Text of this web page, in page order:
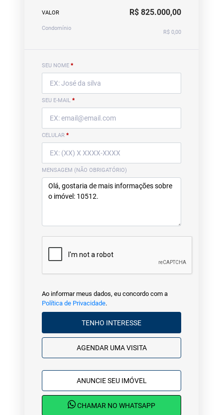
VALOR R$ 825.000,00
Condomínio
R$ 0,00
SEU NOME *
SEU E-MAIL *
CELULAR *
MENSAGEM (NÃO OBRIGATÓRIO)
Ao informar meus dados, eu concordo com a
Política de Privacidade.
TENHO INTERESSE
AGENDAR UMA VISITA
ANUNCIE SEU IMÓVEL
CHAMAR NO WHATSAPP